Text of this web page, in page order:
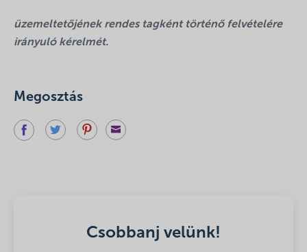
üzemeltetőjének rendes tagként történő felvételére
irányuló kérelmét.
Megosztás
Csobbanj velünk!